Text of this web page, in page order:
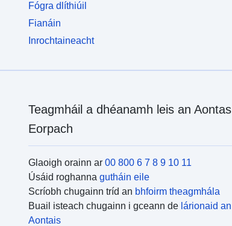
Fógra dlíthiúil
Fianáin
Inrochtaineacht
Teagmháil a dhéanamh leis an Aontas
Eorpach
Glaoigh orainn ar 00 800 6 7 8 9 10 11
Úsáid roghanna gutháin eile
Scríobh chugainn tríd an bhfoirm theagmhála
Buail isteach chugainn i gceann de lárionaid an
Aontais